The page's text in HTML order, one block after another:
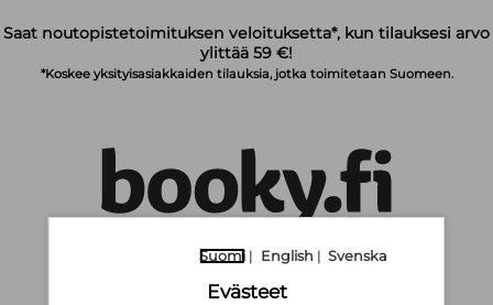
Saat noutopistetoimituksen veloituksetta*, kun tilauksesi arvo
ylittää 59 €!
*Koskee yksityisasiakkaiden tilauksia, jotka toimitetaan Suomeen.
| English | Svenska
Suomi | English | Svenska
Evästeet